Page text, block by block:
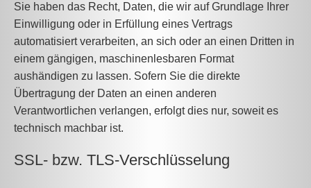
Sie haben das Recht, Daten, die wir auf Grundlage Ihrer
Einwilligung oder in Erfüllung eines Vertrags
automatisiert verarbeiten, an sich oder an einen Dritten in
einem gängigen, maschinenlesbaren Format
aushändigen zu lassen. Sofern Sie die direkte
Übertragung der Daten an einen anderen
Verantwortlichen verlangen, erfolgt dies nur, soweit es
technisch machbar ist.
SSL- bzw. TLS-Verschlüsselung